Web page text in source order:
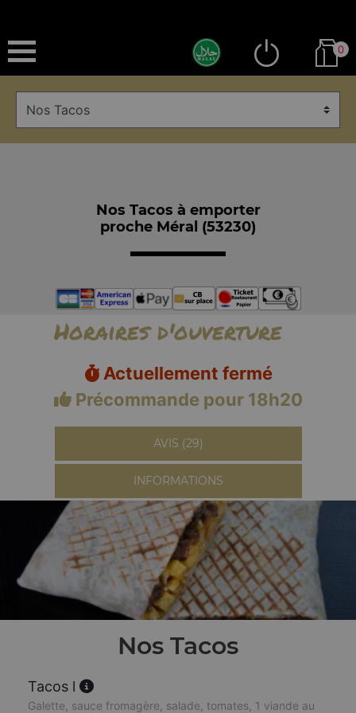
0
Nos Tacos à emporter
proche Méral (53230)
Horaires d'ouverture
Actuellement fermé
Précommande pour 18h20
AVIS (29)
INFORMATIONS
Nos Tacos
Tacos l
Galette, sauce fromagère, salade, tomates, 1 viande au